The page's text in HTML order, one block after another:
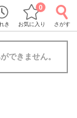
き お気に入り
0
さがす
できません。